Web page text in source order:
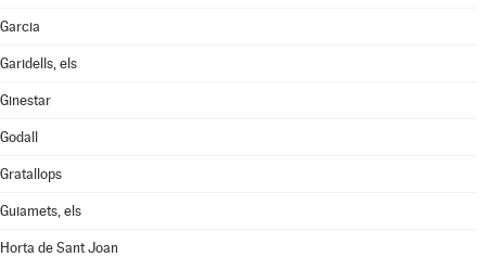
Garcia
Garidells, els
Ginestar
Godall
Gratallops
Guiamets, els
Horta de Sant Joan